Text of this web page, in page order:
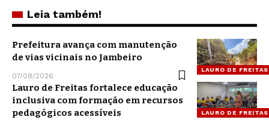
Leia também!
LAURO DE FREITAS
Prefeitura avança com manutenção
de vias vicinais no Jambeiro
07/08/2026
LAURO DE FREITAS
Lauro de Freitas fortalece educação
inclusiva com formação em recursos
pedagógicos acessíveis